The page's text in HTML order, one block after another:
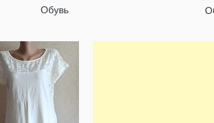
Обувь